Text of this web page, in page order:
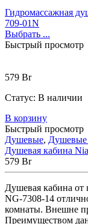
Гидромассажная
709-01N
Выбрать ...
Быстрый просмотр
579 Br
Статус: В наличии
В корзину
Быстрый просмотр
Душевые,
Душевая кабина
579 Br
Душевая кабина от
NG-7308-14
комнаты. Внешне
Преимуществом